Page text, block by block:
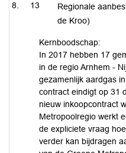
13
Regionale
de Kroo)
Kernboodschap:
In 2017 hebben 17
in de regio Arnhem -
gezamenlijk aardgas
contract eindigt op 31
nieuw inkoopcontract
Metropoolregio werkt
de expliciete vraag
verder kan bijdragen